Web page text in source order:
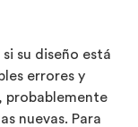
su diseño está
errores y
probablemente
nuevas. Para